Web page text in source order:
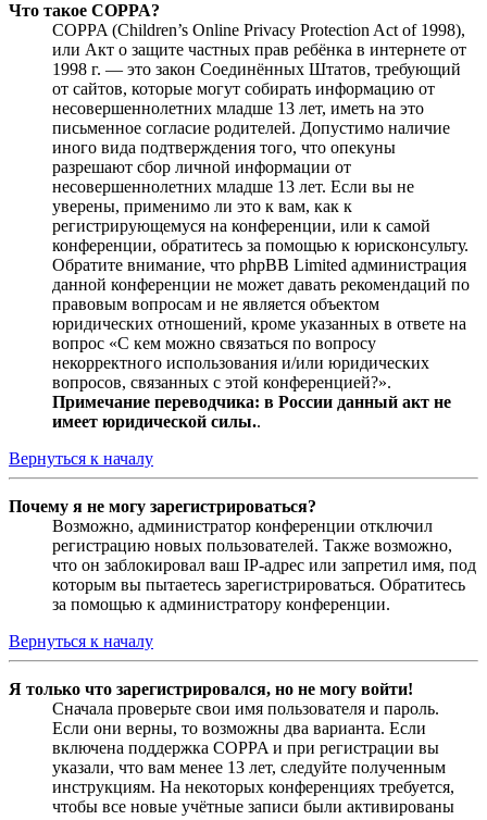
Что такое COPPA?
COPPA (Children’s Online Privacy Protection Act of 1998),
или Акт о защите частных прав ребёнка в интернете от
1998 г. — это закон Соединённых Штатов, требующий
от сайтов, которые могут собирать информацию от
несовершеннолетних младше 13 лет, иметь на это
письменное согласие родителей. Допустимо наличие
иного вида подтверждения того, что опекуны
разрешают сбор личной информации от
несовершеннолетних младше 13 лет. Если вы не
уверены, применимо ли это к вам, как к
регистрирующемуся на конференции, или к самой
конференции, обратитесь за помощью к юрисконсульту.
Обратите внимание, что phpBB Limited администрация
данной конференции не может давать рекомендаций по
правовым вопросам и не является объектом
юридических отношений, кроме указанных в ответе на
вопрос «С кем можно связаться по вопросу
некорректного использования и/или юридических
вопросов, связанных с этой конференцией?».
Примечание переводчика: в России данный акт не
имеет юридической силы..
Вернуться к началу
Почему я не могу зарегистрироваться?
Возможно, администратор конференции отключил
регистрацию новых пользователей. Также возможно,
что он заблокировал ваш IP-адрес или запретил имя, под
которым вы пытаетесь зарегистрироваться. Обратитесь
за помощью к администратору конференции.
Вернуться к началу
Я только что зарегистрировался, но не могу войти!
Сначала проверьте свои имя пользователя и пароль.
Если они верны, то возможны два варианта. Если
включена поддержка COPPA и при регистрации вы
указали, что вам менее 13 лет, следуйте полученным
инструкциям. На некоторых конференциях требуется,
чтобы все новые учётные записи были активированы